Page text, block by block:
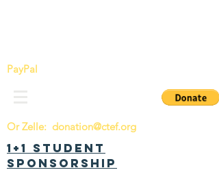
PayPal
Or Zelle: donation@ctef.org
1+1 Student
Sponsorship